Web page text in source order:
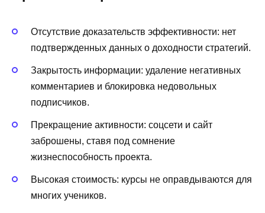
Отсутствие доказательств эффективности: нет
подтвержденных данных о доходности стратегий.
Закрытость информации: удаление негативных
комментариев и блокировка недовольных
подписчиков.
Прекращение активности: соцсети и сайт
заброшены, ставя под сомнение
жизнеспособность проекта.
Высокая стоимость: курсы не оправдываются для
многих учеников.